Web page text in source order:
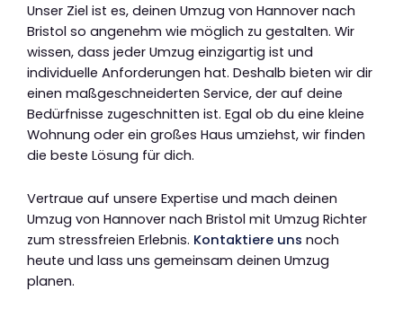
Unser Ziel ist es, deinen Umzug von Hannover nach
Bristol so angenehm wie möglich zu gestalten. Wir
wissen, dass jeder Umzug einzigartig ist und
individuelle Anforderungen hat. Deshalb bieten wir dir
einen maßgeschneiderten Service, der auf deine
Bedürfnisse zugeschnitten ist. Egal ob du eine kleine
Wohnung oder ein großes Haus umziehst, wir finden
die beste Lösung für dich.
Vertraue auf unsere Expertise und mach deinen
Umzug von Hannover nach Bristol mit Umzug Richter
zum stressfreien Erlebnis. Kontaktiere uns noch
heute und lass uns gemeinsam deinen Umzug
planen.